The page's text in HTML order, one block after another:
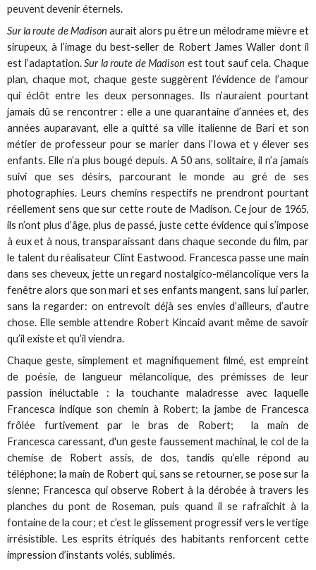
peuvent devenir éternels.
Sur la route de Madison aurait alors pu être un mélodrame mièvre et
sirupeux, à l’image du best-seller de Robert James Waller dont il
est l’adaptation.Sur la route de Madison est tout sauf cela. Chaque
plan, chaque mot, chaque geste suggèrent l’évidence de l’amour
qui éclôt entre les deux personnages. Ils n’auraient pourtant
jamais dû se rencontrer : elle a une quarantaine d’années et, des
années auparavant, elle a quitté sa ville italienne de Bari et son
métier de professeur pour se marier dans l’Iowa et y élever ses
enfants. Elle n’a plus bougé depuis. A 50 ans, solitaire, il n’a jamais
suivi que ses désirs, parcourant le monde au gré de ses
photographies. Leurs chemins respectifs ne prendront pourtant
réellement sens que sur cette route de Madison. Ce jour de 1965,
ils n’ont plus d’âge, plus de passé, juste cette évidence qui s’impose
à eux et à nous, transparaissant dans chaque seconde du film, par
le talent du réalisateur Clint Eastwood. Francesca passe une main
dans ses cheveux, jette un regard nostalgico-mélancolique vers la
fenêtre alors que son mari et ses enfants mangent, sans lui parler,
sans la regarder: on entrevoit déjà ses envies d’ailleurs, d’autre
chose. Elle semble attendre Robert Kincaid avant même de savoir
qu’il existe et qu’il viendra.
Chaque geste, simplement et magnifiquement filmé, est empreint
de poésie, de langueur mélancolique, des prémisses de leur
passion inéluctable : la touchante maladresse avec laquelle
Francesca indique son chemin à Robert; la jambe de Francesca
frôlée furtivement par le bras de Robert; la main de
Francesca caressant, d'un geste faussement machinal, le col de la
chemise de Robert assis, de dos, tandis qu’elle répond au
téléphone; la main de Robert qui, sans se retourner, se pose sur la
sienne; Francesca qui observe Robert à la dérobée à travers les
planches du pont de Roseman, puis quand il se rafraîchit à la
fontaine de la cour; et c’est le glissement progressif vers le vertige
irrésistible. Les esprits étriqués des habitants renforcent cette
impression d’instants volés, sublimés.